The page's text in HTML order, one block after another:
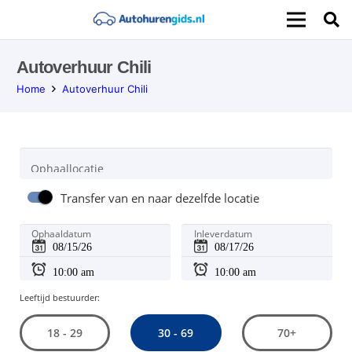
Autoverhuur Chili
Home Autoverhuur Chili
Ophaallocatie
Transfer van en naar dezelfde locatie
Ophaaldatum Inleverdatum
Leeftijd bestuurder:
18 - 29 30 - 69 70+